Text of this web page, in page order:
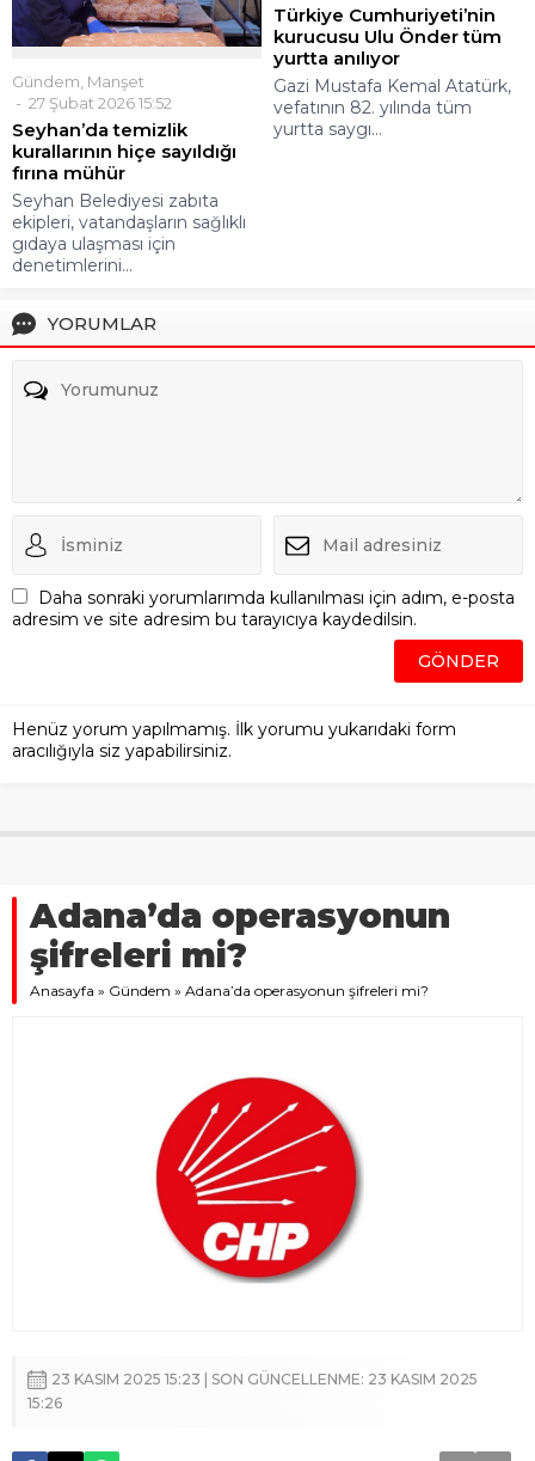
Gündem, Manşet
27 Şubat 2026 15:52
Seyhan’da temizlik
kurallarının hiçe sayıldığı
fırına mühür
Seyhan Belediyesi zabıta
ekipleri, vatandaşların sağlıklı
gıdaya ulaşması için
denetimlerini...
Türkiye Cumhuriyeti’nin
kurucusu Ulu Önder tüm
yurtta anılıyor
Gazi Mustafa Kemal Atatürk,
vefatının 82. yılında tüm
yurtta saygı...
YORUMLAR
Daha sonraki yorumlarımda kullanılması için adım, e-posta
adresim ve site adresim bu tarayıcıya kaydedilsin.
Henüz yorum yapılmamış. İlk yorumu yukarıdaki form
aracılığıyla siz yapabilirsiniz.
Adana’da operasyonun
şifreleri mi?
Anasayfa » Gündem » Adana’da operasyonun şifreleri mi?
23 KASIM 2025 15:23 | SON GÜNCELLENME: 23 KASIM 2025
15:26